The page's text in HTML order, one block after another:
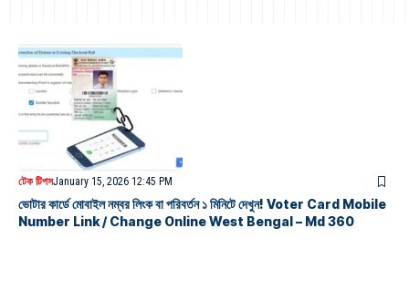
টেক টিপসJanuary 15, 2026 12:45 PM
ভোটার কার্ডে মোবাইল নম্বর লিংক বা পরিবর্তন ১ মিনিটে দেখুন! Voter Card Mobile
Number Link / Change Online West Bengal – Md 360